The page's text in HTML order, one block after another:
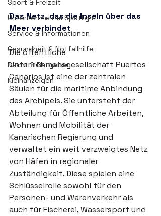
Sport & Freizeit
Unternehmen im Spotlight
Service & Informationen
Gesundheit & Notfallhilfe
Recht & Ratgeber
Kleinanzeigen
Das Netz, das die Inseln über das
Meer verbindet
Die öffentliche
Unternehmensgesellschaft Puertos
Canarios ist eine der zentralen
Säulen für die maritime Anbindung
des Archipels. Sie untersteht der
Abteilung für Öffentliche Arbeiten,
Wohnen und Mobilität der
Kanarischen Regierung und
verwaltet ein weit verzweigtes Netz
von Häfen in regionaler
Zuständigkeit. Diese spielen eine
Schlüsselrolle sowohl für den
Personen- und Warenverkehr als
auch für Fischerei, Wassersport und